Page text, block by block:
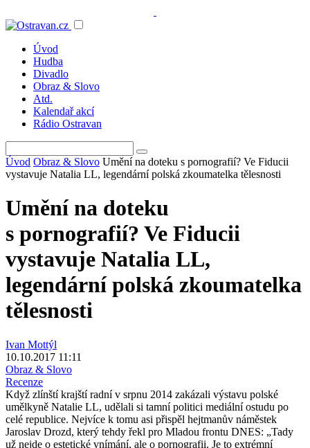
Úvod
Hudba
Divadlo
Obraz & Slovo
Atd.
Kalendař akcí
Rádio Ostravan
Úvod Obraz & Slovo Umění na doteku s pornografií? Ve Fiducii
vystavuje Natalia LL, legendární polská zkoumatelka tělesnosti
Umění na doteku
s pornografií? Ve Fiducii
vystavuje Natalia LL,
legendární polská zkoumatelka
tělesnosti
Ivan Mottýl
10.10.2017 11:11
Obraz & Slovo
Recenze
Když zlínští krajští radní v srpnu 2014 zakázali výstavu polské
umělkyně Natalie LL, udělali si tamní politici mediální ostudu po
celé republice. Nejvíce k tomu asi přispěl hejtmanův náměstek
Jaroslav Drozd, který tehdy řekl pro Mladou frontu DNES: „Tady
už nejde o estetické vnímání, ale o pornografii. Je to extrémní